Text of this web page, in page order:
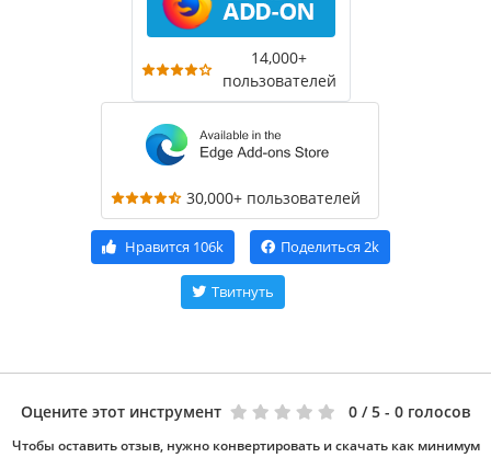
14,000+
пользователей
30,000+ пользователей
Нравится 106k Поделиться 2k
Твитнуть
Оцените этот инструмент 0 / 5 - 0 голосов
Чтобы оставить отзыв, нужно конвертировать и скачать как минимум